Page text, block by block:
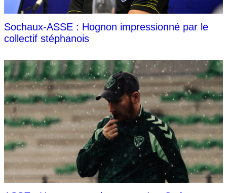
Sochaux-ASSE : Hognon impressionné par le
collectif stéphanois